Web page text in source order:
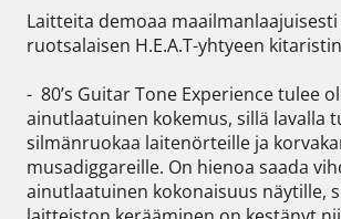
Laitteita demoaa
ruotsalaisen H.E.A.T-yhtyeen
-  80’s Guitar Tone Experience tulee
ainutlaatuinen kokemus, sillä lavalla
silmänruokaa laitenörteille ja
musadiggareille. On hienoa saada
ainutlaatuinen kokonaisuus näytille,